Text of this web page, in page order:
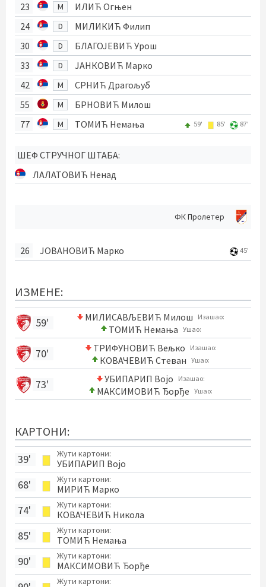
23 M
ИЛИЋ Огњен
24
D
МИЛИКИЋ Филип
30
D
БЛАГОЈЕВИЋ Урош
33
D
ЈАНКОВИЋ Марко
42
M
СРНИЋ Драгољуб
55
M
БРНОВИЋ Милош
77
M ТОМИЋ Немања 59' 85' 87'
ШЕФ СТРУЧНОГ ШТАБА:
ЛАЛАТОВИЋ Ненад
ФК Пролетер
26 ЈОВАНОВИЋ Марко 45'
ИЗМЕНЕ:
Изашао:
МИЛИСАВЉЕВИЋ Милош
Ушао:
ТОМИЋ Немања
59'
Изашао:
ТРИФУНОВИЋ Вељко
Ушао:
КОВАЧЕВИЋ Стеван
70'
Изашао:
УБИПАРИП Војо
Ушао:
МАКСИМОВИЋ Ђорђе
73'
КАРТОНИ:
Жути картони:
УБИПАРИП Војо
39'
Жути картони:
МИРИЋ Марко
68'
Жути картони:
КОВАЧЕВИЋ Никола
74'
Жути картони:
ТОМИЋ Немања
85'
Жути картони:
МАКСИМОВИЋ Ђорђе
90'
Жути картони: